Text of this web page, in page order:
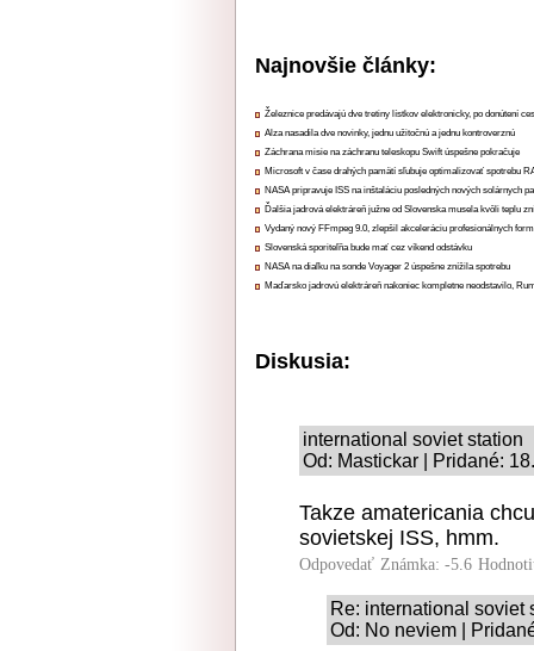
Najnovšie články:
Železnice predávajú dve tretiny lístkov elektronicky, po donútení
Alza nasadila dve novinky, jednu užitočnú a jednu kontroverznú
Záchrana misie na záchranu teleskopu Swift úspešne pokračuje
Microsoft v čase drahých pamätí sľubuje optimalizovať spotrebu
NASA pripravuje ISS na inštaláciu posledných nových solárnych
Ďalšia jadrová elektráreň južne od Slovenska musela kvôli teplu
Vydaný nový FFmpeg 9.0, zlepšil akceleráciu profesionálnych
Slovenská sporiteľňa bude mať cez víkend odstávku
NASA na diaľku na sonde Voyager 2 úspešne znížila spotrebu
Maďarsko jadrovú elektráreň nakoniec kompletne neodstavilo,
Diskusia:
international soviet station
Od: Mastickar | Pridané:
Takze amatericania
sovietskej ISS, hmm.
Odpovedať Známka: -5.6
Re: international soviet
Od: No neviem |